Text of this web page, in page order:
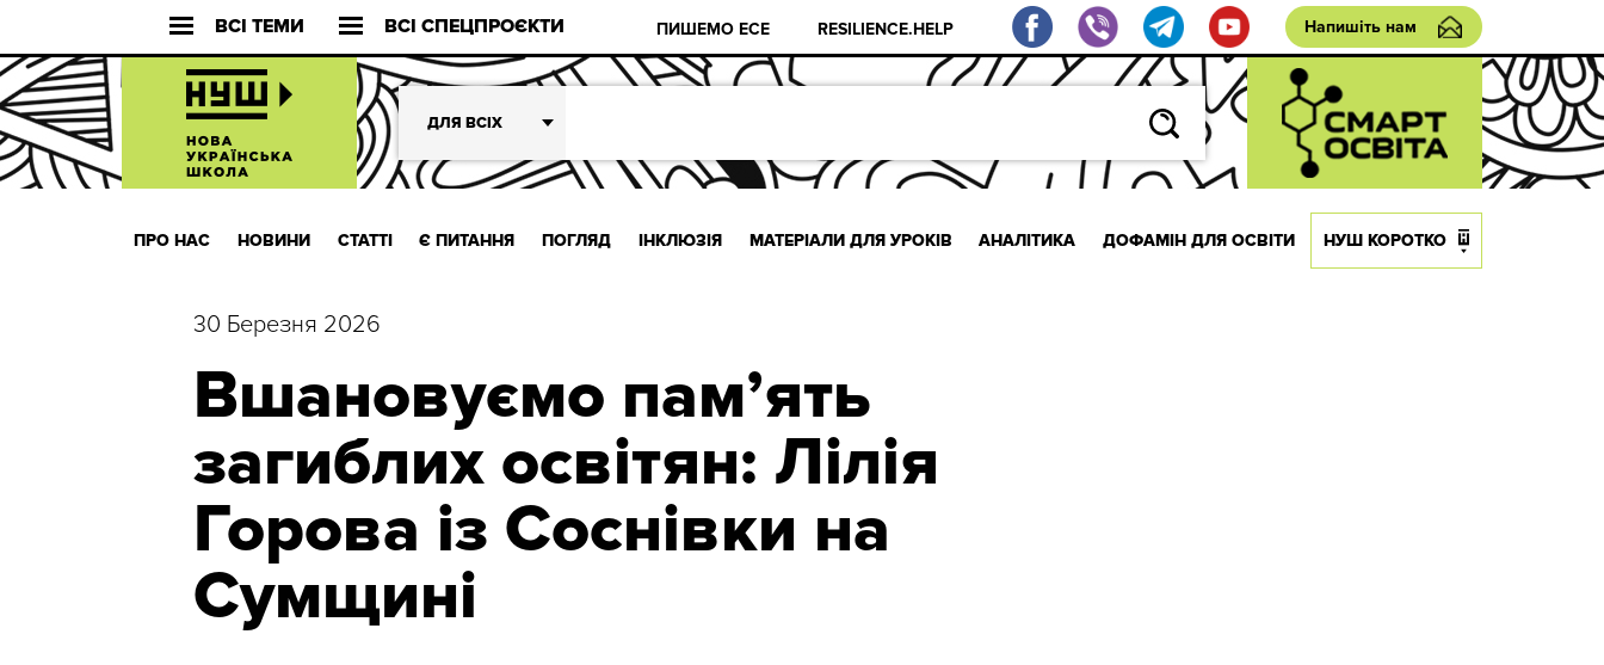
ВСІ ТЕМИ ВСІ СПЕЦПРОЄКТИ ПИШЕМО ЕСЕ RESILIENCE.HELP Напишіть нам
ДЛЯ ВСІХ
ПРО НАС НОВИНИ СТАТТІ Є ПИТАННЯ ПОГЛЯД ІНКЛЮЗІЯ МАТЕРІАЛИ ДЛЯ УРОКІВ АНАЛІТИКА ДОФАМІН ДЛЯ ОСВІТИ НУШ КОРОТКО
30 Березня 2026
Вшановуємо пам’ять
загиблих освітян: Лілія
Горова із Соснівки на
Сумщині